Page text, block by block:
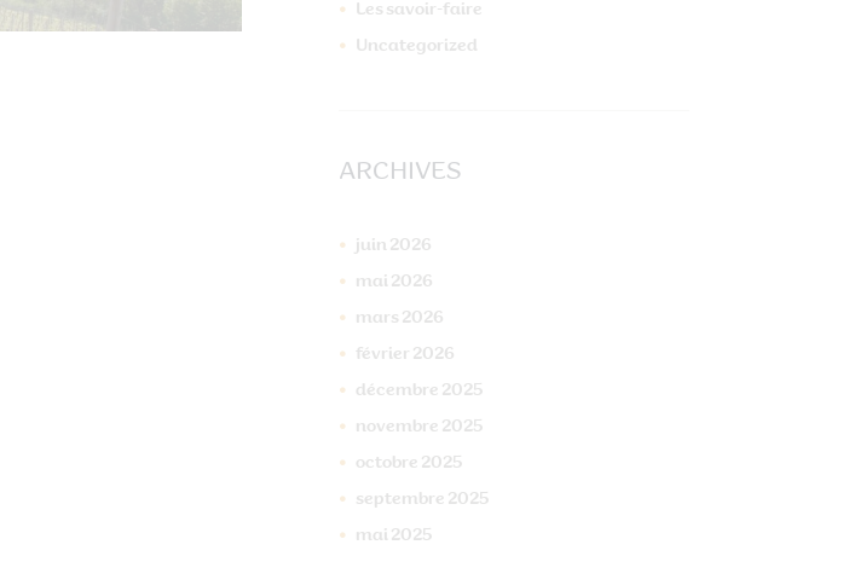
Les savoir-faire
Uncategorized
ARCHIVES
juin 2026
mai 2026
mars 2026
février 2026
décembre 2025
novembre 2025
octobre 2025
septembre 2025
mai 2025